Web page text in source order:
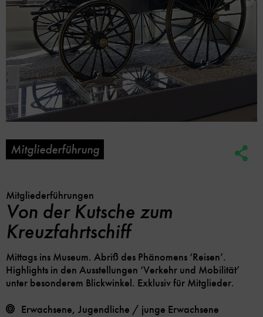
Mitgliederführung
Mitgliederführungen
Von der Kutsche zum
Kreuzfahrtschiff
Mittags ins Museum. Abriß des Phänomens ‘Reisen’.
Highlights in den Ausstellungen ‘Verkehr und Mobilität’
unter besonderem Blickwinkel. Exklusiv für Mitglieder.
Erwachsene, Jugendliche / junge Erwachsene